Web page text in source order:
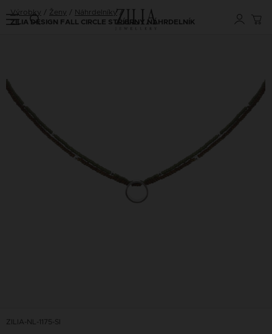
Výrobky Ženy Náhrdelníky
ZILIA DESIGN FALL CIRCLE STŘÍBRNÝ NÁHRDELNÍK
ZILIA-NL-1175-SI